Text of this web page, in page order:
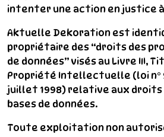
intenter une action en justice
Aktuelle Dekoration est
propriétaire des “droits des
de données” visés au Livre III,
Propriété Intellectuelle (loi n°
juillet 1998) relative aux droits
bases de données.
Toute exploitation non